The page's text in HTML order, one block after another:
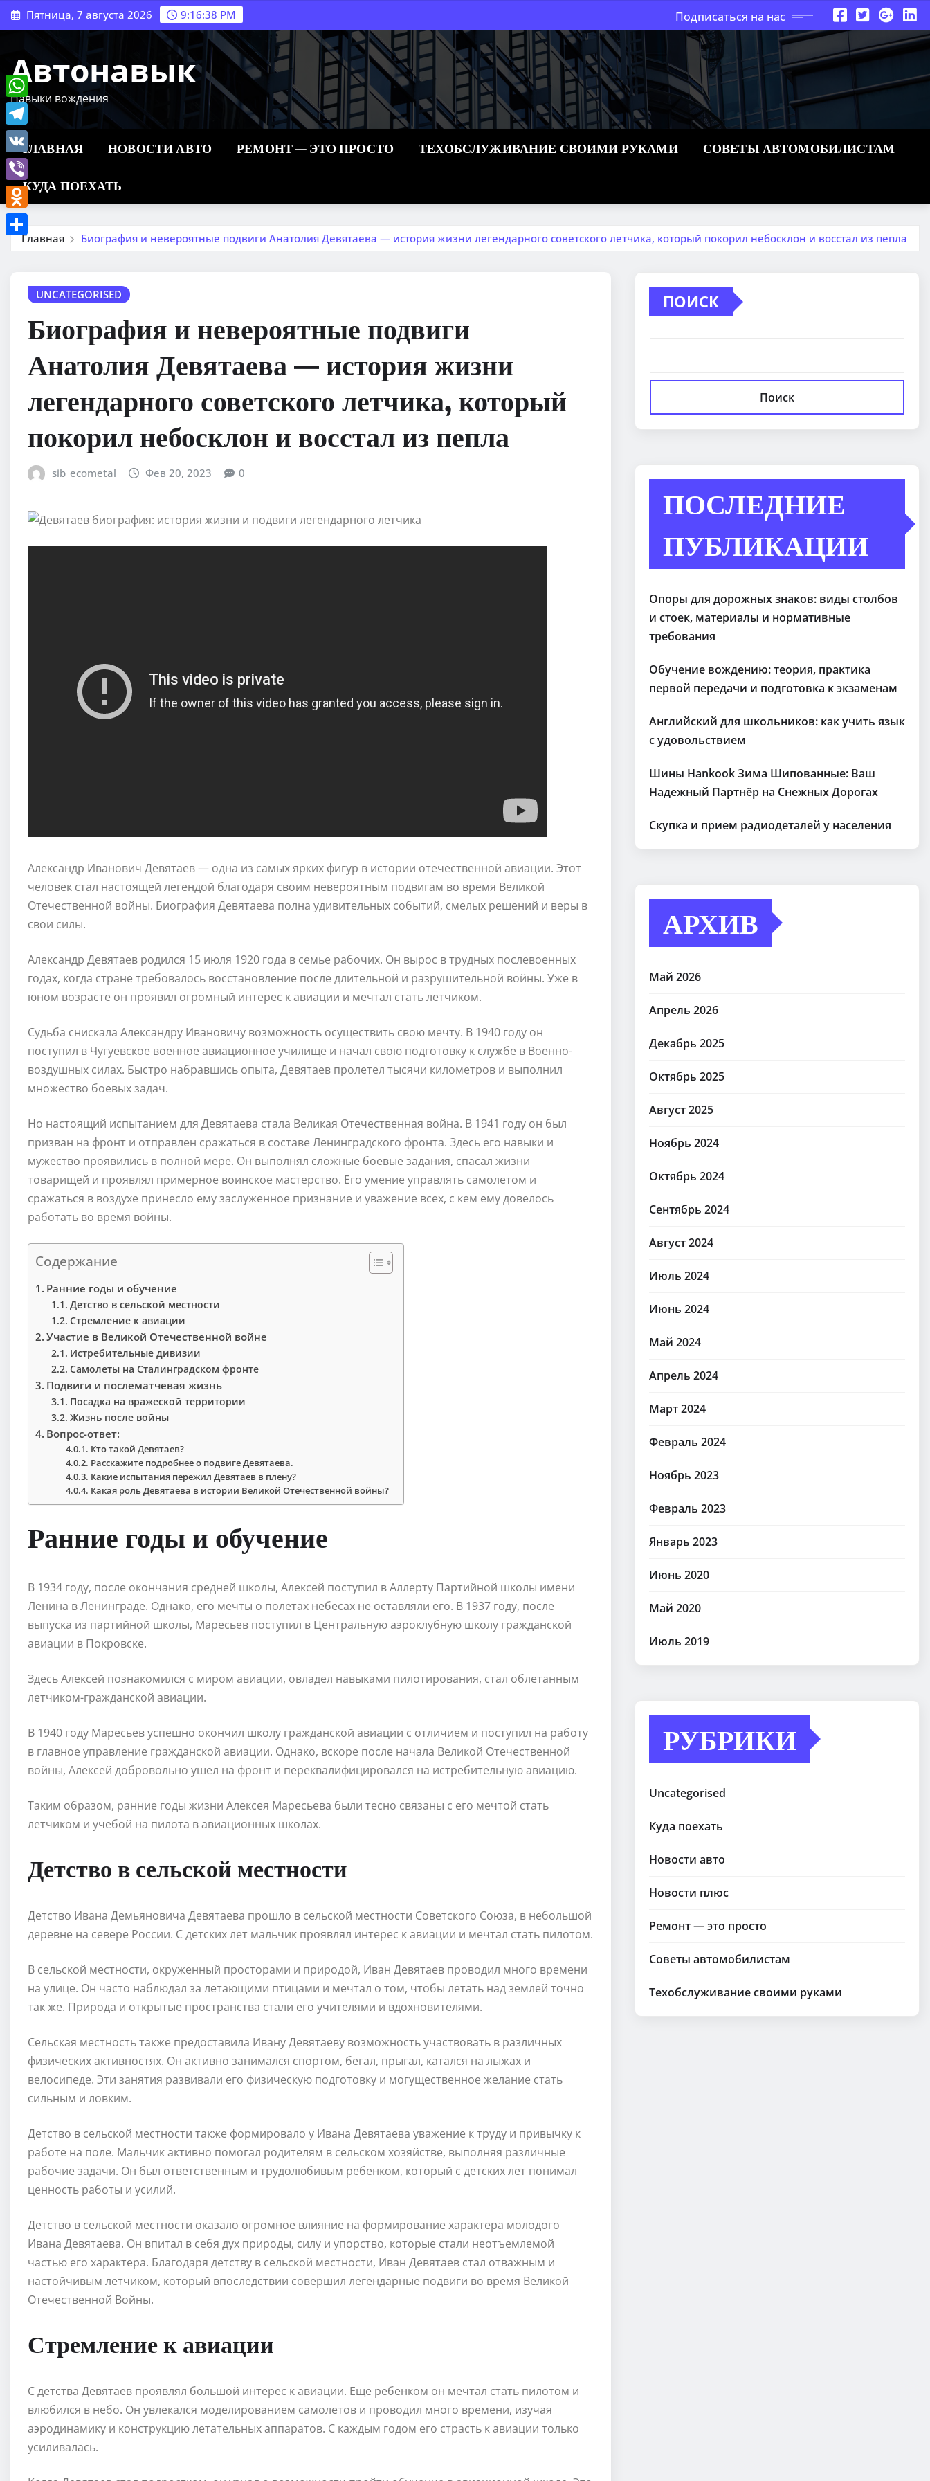
Перейти
к
Пятница, 7 августа 2026 9:16:39 PM Подписаться на нас
Автонавык
Навыки вождения
ГЛАВНАЯ НОВОСТИ АВТО РЕМОНТ — ЭТО ПРОСТО ТЕХОБСЛУЖИВАНИЕ СВОИМИ РУКАМИ СОВЕТЫ АВТОМОБИЛИСТАМ
КУДА ПОЕХАТЬ
Главная Биография и невероятные подвиги Анатолия Девятаева — история жизни легендарного советского летчика, который покорил небосклон и восстал из пепла
UNCATEGORISED
Биография и невероятные подвиги
Анатолия Девятаева — история жизни
легендарного советского летчика, который
покорил небосклон и восстал из пепла
sib_ecometal Фев 20, 2023 0
Александр Иванович Девятаев — одна из самых ярких фигур в истории отечественной авиации. Этот
человек стал настоящей легендой благодаря своим невероятным подвигам во время Великой
Отечественной войны. Биография Девятаева полна удивительных событий, смелых решений и веры в
свои силы.
Александр Девятаев родился 15 июля 1920 года в семье рабочих. Он вырос в трудных послевоенных
годах, когда стране требовалось восстановление после длительной и разрушительной войны. Уже в
юном возрасте он проявил огромный интерес к авиации и мечтал стать летчиком.
Судьба снискала Александру Ивановичу возможность осуществить свою мечту. В 1940 году он
поступил в Чугуевское военное авиационное училище и начал свою подготовку к службе в Военно-
воздушных силах. Быстро набравшись опыта, Девятаев пролетел тысячи километров и выполнил
множество боевых задач.
Но настоящий испытанием для Девятаева стала Великая Отечественная война. В 1941 году он был
призван на фронт и отправлен сражаться в составе Ленинградского фронта. Здесь его навыки и
мужество проявились в полной мере. Он выполнял сложные боевые задания, спасал жизни
товарищей и проявлял примерное воинское мастерство. Его умение управлять самолетом и
сражаться в воздухе принесло ему заслуженное признание и уважение всех, с кем ему довелось
работать во время войны.
Содержание
Ранние годы и обучение
Детство в сельской местности
Стремление к авиации
Участие в Великой Отечественной войне
Истребительные дивизии
Самолеты на Сталинградском фронте
Подвиги и послематчевая жизнь
Посадка на вражеской территории
Жизнь после войны
Вопрос-ответ:
Кто такой Девятаев?
Расскажите подробнее о подвиге Девятаева.
Какие испытания пережил Девятаев в плену?
Какая роль Девятаева в истории Великой Отечественной войны?
Ранние годы и обучение
В 1934 году, после окончания средней школы, Алексей поступил в Аллерту Партийной школы имени
Ленина в Ленинграде. Однако, его мечты о полетах небесах не оставляли его. В 1937 году, после
выпуска из партийной школы, Маресьев поступил в Центральную аэроклубную школу гражданской
авиации в Покровске.
Здесь Алексей познакомился с миром авиации, овладел навыками пилотирования, стал облетанным
летчиком-гражданской авиации.
В 1940 году Маресьев успешно окончил школу гражданской авиации с отличием и поступил на работу
в главное управление гражданской авиации. Однако, вскоре после начала Великой Отечественной
войны, Алексей добровольно ушел на фронт и переквалифицировался на истребительную авиацию.
Таким образом, ранние годы жизни Алексея Маресьева были тесно связаны с его мечтой стать
летчиком и учебой на пилота в авиационных школах.
Детство в сельской местности
Детство Ивана Демьяновича Девятаева прошло в сельской местности Советского Союза, в небольшой
деревне на севере России. С детских лет мальчик проявлял интерес к авиации и мечтал стать пилотом.
В сельской местности, окруженный просторами и природой, Иван Девятаев проводил много времени
на улице. Он часто наблюдал за летающими птицами и мечтал о том, чтобы летать над землей точно
так же. Природа и открытые пространства стали его учителями и вдохновителями.
Сельская местность также предоставила Ивану Девятаеву возможность участвовать в различных
физических активностях. Он активно занимался спортом, бегал, прыгал, катался на лыжах и
велосипеде. Эти занятия развивали его физическую подготовку и могущественное желание стать
сильным и ловким.
Детство в сельской местности также формировало у Ивана Девятаева уважение к труду и привычку к
работе на поле. Мальчик активно помогал родителям в сельском хозяйстве, выполняя различные
рабочие задачи. Он был ответственным и трудолюбивым ребенком, который с детских лет понимал
ценность работы и усилий.
Детство в сельской местности оказало огромное влияние на формирование характера молодого
Ивана Девятаева. Он впитал в себя дух природы, силу и упорство, которые стали неотъемлемой
частью его характера. Благодаря детству в сельской местности, Иван Девятаев стал отважным и
настойчивым летчиком, который впоследствии совершил легендарные подвиги во время Великой
Отечественной Войны.
Стремление к авиации
С детства Девятаев проявлял большой интерес к авиации. Еще ребенком он мечтал стать пилотом и
влюбился в небо. Он увлекался моделированием самолетов и проводил много времени, изучая
аэродинамику и конструкцию летательных аппаратов. С каждым годом его страсть к авиации только
усиливалась.
ПОИСК
Поиск
ПОСЛЕДНИЕ
ПУБЛИКАЦИИ
Опоры для дорожных знаков: виды столбов
и стоек, материалы и нормативные
требования
Обучение вождению: теория, практика
первой передачи и подготовка к экзаменам
Английский для школьников: как учить язык
с удовольствием
Шины Hankook Зима Шипованные: Ваш
Надежный Партнёр на Снежных Дорогах
Скупка и прием радиодеталей у населения
АРХИВ
Май 2026
Апрель 2026
Декабрь 2025
Октябрь 2025
Август 2025
Ноябрь 2024
Октябрь 2024
Сентябрь 2024
Август 2024
Июль 2024
Июнь 2024
Май 2024
Апрель 2024
Март 2024
Февраль 2024
Ноябрь 2023
Февраль 2023
Январь 2023
Июнь 2020
Май 2020
Июль 2019
РУБРИКИ
Uncategorised
Куда поехать
Новости авто
Новости плюс
Ремонт — это просто
Советы автомобилистам
Техобслуживание своими руками
WhatsApp
Telegram
VK
Viber
Odnoklassniki
Отправить